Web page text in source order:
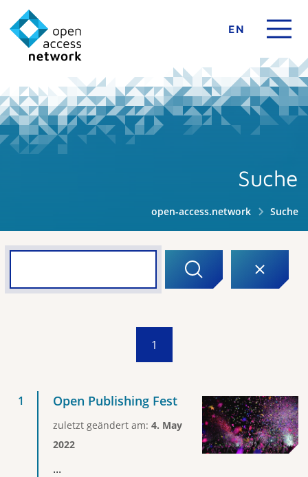
EN
Suche
open-access.network Suche
1
Open Publishing Fest
zuletzt geändert am: 4. May
2022
...